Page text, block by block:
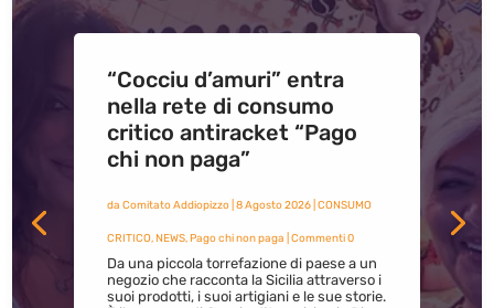
“Cocciu d’amuri” entra
nella rete di consumo
critico antiracket “Pago
chi non paga”
da Comitato Addiopizzo| 8 Agosto 2026| CONSUMO
CRITICO,NEWS,Pago chi non paga | Commenti 0
Da una piccola torrefazione di paese a un
negozio che racconta la Sicilia attraverso i
suoi prodotti, i suoi artigiani e le sue storie.